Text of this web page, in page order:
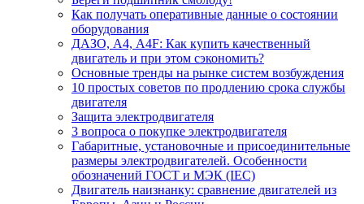
Как получать оперативные данные о состоянии
оборудования
ДАЗО, А4, А4F: Как купить качественный
двигатель и при этом сэкономить?
Основные тренды на рынке систем возбуждения
10 простых советов по продлению срока службы
двигателя
Защита электродвигателя
3 вопроса о покупке электродвигателя
Габаритные, установочные и присоединительные
размеры электродвигателей. Особенности
обозначений ГОСТ и МЭК (IEC)
Двигатель наизнанку: сравнение двигателей из